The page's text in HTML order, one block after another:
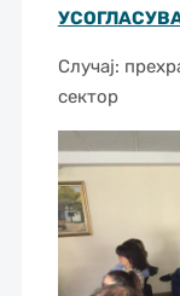
Случај:
сектор